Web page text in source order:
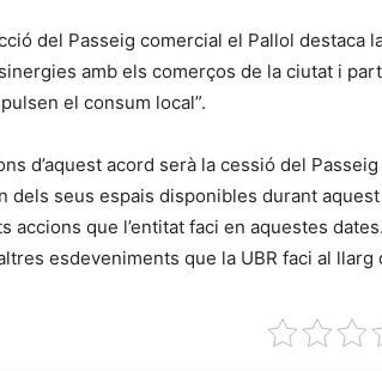
del Passeig comercial el Pallol destaca
amb els comerços de la ciutat i
el consum local”.
d’aquest acord serà la cessió del
dels seus espais disponibles durant
accions que l’entitat faci en aquestes
esdeveniments que la UBR faci al